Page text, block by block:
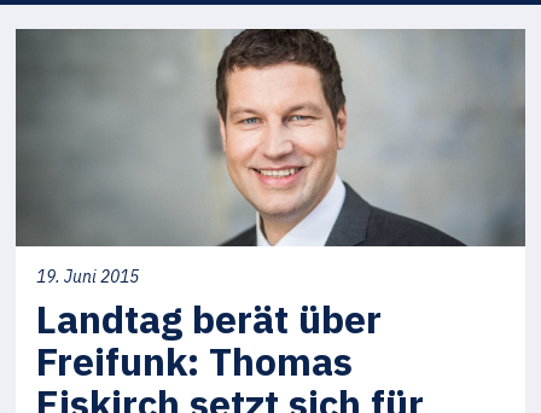
19. Juni 2015
Landtag berät über
Freifunk: Thomas